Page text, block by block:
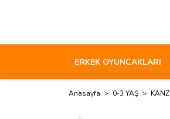
ERKEK OYUNCAKLARI
Anasayfa 0-3 YAŞ KANZ